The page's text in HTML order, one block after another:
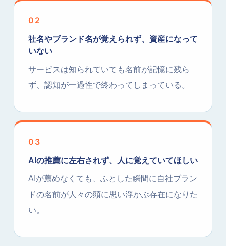
02
社名やブランド名が覚えられず、資産になって
いない
サービスは知られていても名前が記憶に残ら
ず、認知が一過性で終わってしまっている。
03
AIの推薦に左右されず、人に覚えていてほしい
AIが薦めなくても、ふとした瞬間に自社ブラン
ドの名前が人々の頭に思い浮かぶ存在になりた
い。